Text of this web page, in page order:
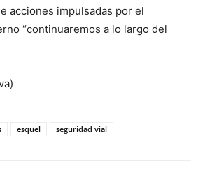
acciones impulsadas por el
“continuaremos a lo largo del
esquel seguridad vial